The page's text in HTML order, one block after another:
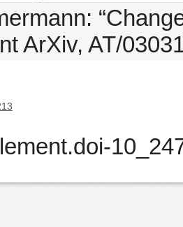
ArXiv, AT/